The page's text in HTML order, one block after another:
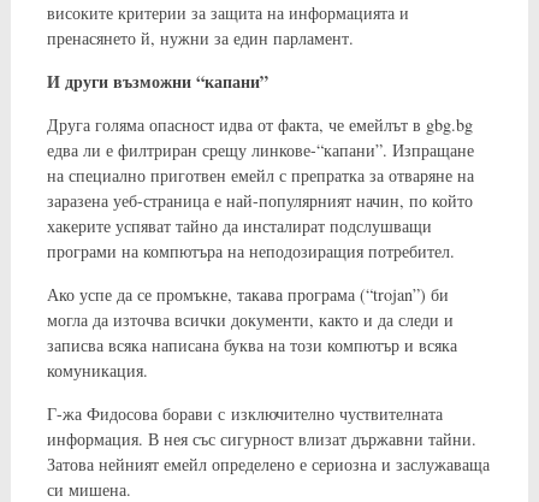
високите критерии за защита на информацията и
пренасянето й, нужни за един парламент.
И други възможни “капани”
Друга голяма опасност идва от факта, че емейлът в gbg.bg
едва ли е филтриран срещу линкове-“капани”. Изпращане
на специално приготвен емейл с препратка за отваряне на
заразена уеб-страница е най-популярният начин, по който
хакерите успяват тайно да инсталират подслушващи
програми на компютъра на неподозиращия потребител.
Ако успе да се промъкне, такава програма (“trojan”) би
могла да източва всички документи, както и да следи и
записва всяка написана буква на този компютър и всяка
комуникация.
Г-жа Фидосова борави с изключително чуствителната
информация. В нея със сигурност влизат държавни тайни.
Затова нейният емейл определено е сериозна и заслужаваща
си мишена.